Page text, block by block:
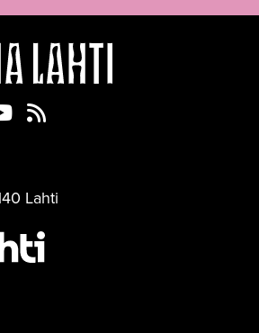
Instagramissa
Lahti Twitterissä
Lahti YouTubessa
Sinfonia Lahti RSS-feed
Lahti